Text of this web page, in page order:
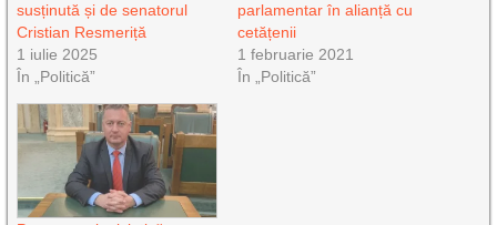
susținută și de senatorul
Cristian Resmeriță
1 iulie 2025
În „Politică”
parlamentar în alianță cu
cetățenii
1 februarie 2021
În „Politică”